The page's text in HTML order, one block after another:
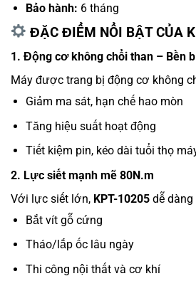
Bảo hành: 6 tháng
ĐẶC ĐIỂM NỔI BẬT CỦA
1. Động cơ không chổi than – Bền
Máy được trang bị động cơ không
Giảm ma sát, hạn chế hao mòn
Tăng hiệu suất hoạt động
Tiết kiệm pin, kéo dài tuổi thọ
2. Lực siết mạnh mẽ 80N.m
Với lực siết lớn, KPT-10205 dễ
Bắt vít gỗ cứng
Tháo/lắp ốc lâu ngày
Thi công nội thất và cơ khí